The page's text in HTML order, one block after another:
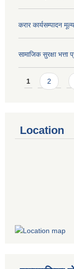
करार कार्यसम्पादन
सामाजिक सुरक्षा भत्ता
Pages
1 2
Location